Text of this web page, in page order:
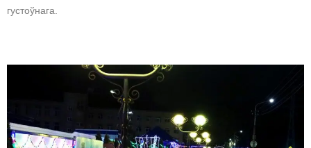
густоўнага.